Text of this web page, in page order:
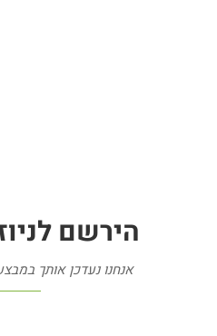
הירשם
אנחנו נעדכן אותך